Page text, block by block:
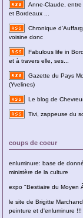
Anne-Claude, entre
et Bordeaux ...
Chronique
voisine donc
Fabulous life in
et à travers elle, ses...
Gazette du Pays
(Yvelines)
Le blog de
Tivi, zappeuse du
coups de coeur
enluminure: base de
ministère de la culture
expo "Bestiaire du Moyen
le site de Brigitte
peinture et d'enluminure !!!